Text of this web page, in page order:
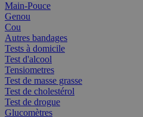
Main-Pouce
Genou
Cou
Autres bandages
Tests à domicile
Test d'alcool
Tensiometres
Test de masse grasse
Test de cholestérol
Test de drogue
Glucomètres